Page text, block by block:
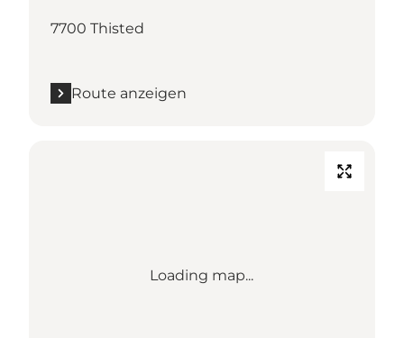
7700 Thisted
Route anzeigen
Loading map...